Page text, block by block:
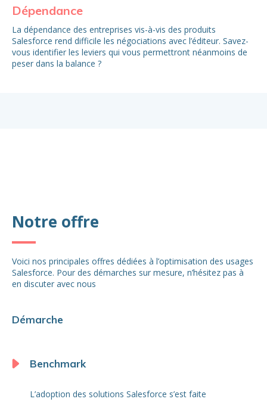
Dépendance
La dépendance des entreprises vis-à-vis des produits
Salesforce rend difficile les négociations avec l’éditeur. Savez-
vous identifier les leviers qui vous permettront néanmoins de
peser dans la balance ?
Notre offre
Voici nos principales offres dédiées à l’optimisation des usages
Salesforce. Pour des démarches sur mesure, n’hésitez pas à
en discuter avec nous
Démarche
Benchmark
L’adoption des solutions Salesforce s’est faite